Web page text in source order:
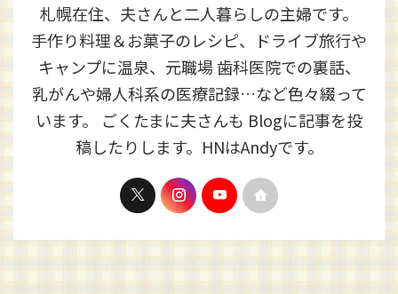
札幌在住、夫さんと二人暮らしの主婦です。
手作り料理＆お菓子のレシピ、ドライブ旅行や
キャンプに温泉、元職場 歯科医院での裏話、
乳がんや婦人科系の医療記録…など色々綴って
います。 ごくたまに夫さんも Blogに記事を投
稿したりします。HNはAndyです。